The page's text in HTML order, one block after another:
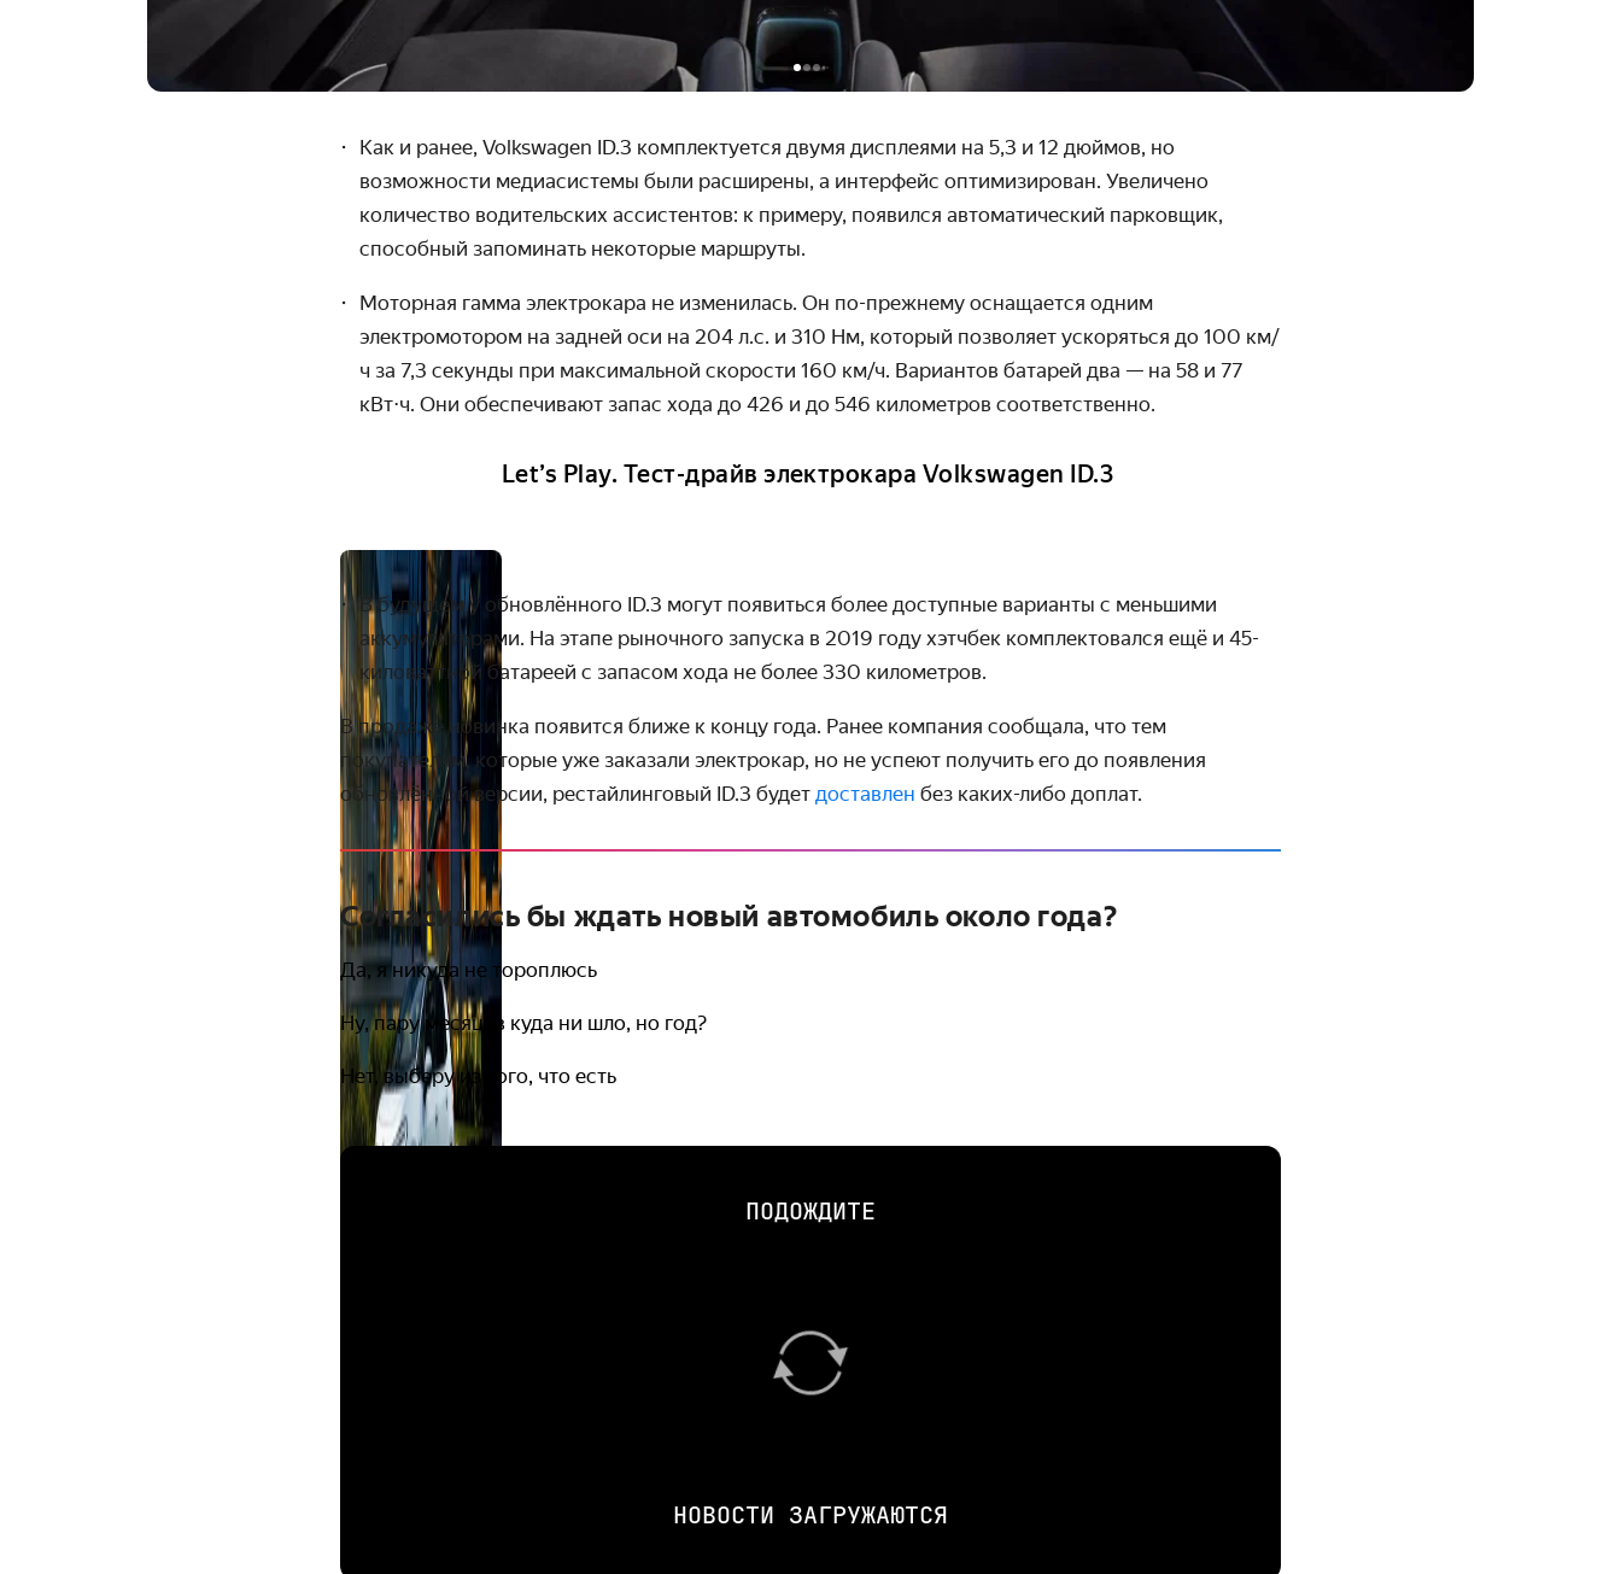
Как и ранее, Volkswagen ID.3 комплектуется двумя дисплеями на 5,3 и 12 дюймов, но
возможности медиасистемы были расширены, а интерфейс оптимизирован. Увеличено
количество водительских ассистентов: к примеру, появился автоматический парковщик,
способный запоминать некоторые маршруты.
Моторная гамма электрокара не изменилась. Он по-прежнему оснащается одним
электромотором на задней оси на 204 л.с. и 310 Нм, который позволяет ускоряться до 100 км/
ч за 7,3 секунды при максимальной скорости 160 км/ч. Вариантов батарей два — на 58 и 77
кВт⋅ч. Они обеспечивают запас хода до 426 и до 546 километров соответственно.
Let’s Play. Тест-драйв электрокара Volkswagen ID.3
В будущем у обновлённого ID.3 могут появиться более доступные варианты с меньшими
аккумуляторами. На этапе рыночного запуска в 2019 году хэтчбек комплектовался ещё и 45-
киловаттной батареей с запасом хода не более 330 километров.
В продаже новинка появится ближе к концу года. Ранее компания сообщала, что тем
покупателям, которые уже заказали электрокар, но не успеют получить его до появления
обновлённой версии, рестайлинговый ID.3 будет доставлен без каких-либо доплат.
Согласились бы ждать новый автомобиль около года?
Да, я никуда не тороплюсь
Ну, пару месяцев куда ни шло, но год?
Нет, выберу из того, что есть
ПОДОЖДИТЕ
НОВОСТИ ЗАГРУЖАЮТСЯ